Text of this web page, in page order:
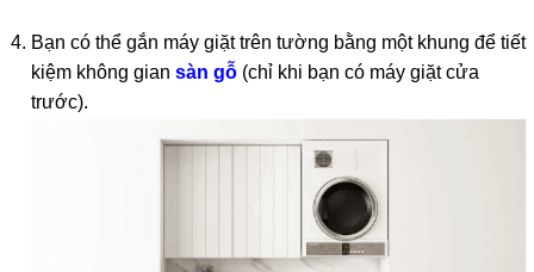
Bạn có thể gắn máy giặt trên tường bằng một khung để tiết
kiệm không gian sàn gỗ(chỉ khi bạn có máy giặt cửa
trước).